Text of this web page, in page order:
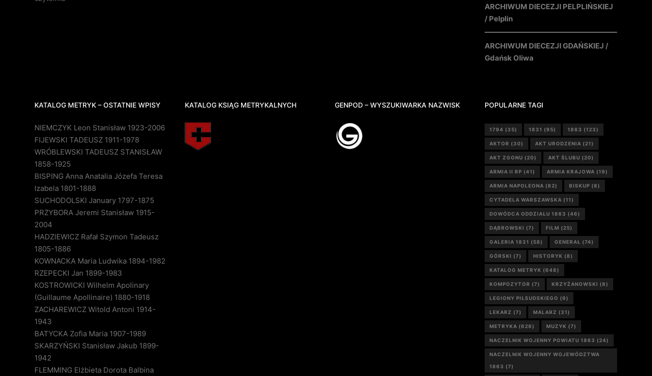
ARCHIWUM DIECEZJI PELPLIŃSKIEJ
/ Pelplin
ARCHIWUM DIECEZJI GDAŃSKIEJ /
Gdańsk Oliwa
KATALOG METRYK – OSTATNIE WPISY
NIEMCZYK Leon Stanisław 1923-2006
FIJEWSKI TADEUSZ 1911-1978
WRÓBLEWSKI TADEUSZ STANISŁAW
1858-1925
BISPING Anna Anatalia Józefa Teresa
Izabela 1801-1888
SUCHODOLSKI January 1797-1875
PRZYBORA Jeremi Stanisław 1915-
2004
HADZIEWICZ Rafał Szymon Tadeusz
1805-1886
KOWNACKA Maria Ludwika 1894-1982
RZEPECKI Jan 1899-1983
KOSTROWICKI Wilhelm Apolinary
(Guillaume Apollinaire) 1880-1918
ZACHAREWICZ Witold Antoni 1914-
1943
BATYCKA Zofia Maria 1907-1989
SKARZYŃSKI Stanisław Jakub 1899-
1942
FLEMMING Elżbieta Dorota Balbina
KATALOG KSIĄG METRYKALNYCH GENPOD – WYSZUKIWARKA NAZWISK POPULARNE TAGI
1794 (35) 1831 (95) 1863 (123)
AKTOR (30) AKT URODZENIA (21)
AKT ZGONU (20) AKT ŚLUBU (20)
ARMIA II RP (41) ARMIA KRAJOWA (19)
ARMIA NAPOLEONA (82) BISKUP (8)
CYTADELA WARSZAWSKA (11)
DOWÓDCA ODDZIAŁU 1863 (46)
DĄBROWSKI (7) FILM (25)
GALERIA 1831 (58) GENERAŁ (74)
GÓRSKI (7) HISTORYK (8)
KATALOG METRYK (648)
KOMPOZYTOR (7) KRZYŻANOWSKI (8)
LEGIONY PIŁSUDSKIEGO (9)
LEKARZ (7) MALARZ (31)
METRYKA (626) MUZYK (7)
NACZELNIK WOJENNY POWIATU 1863 (24)
NACZELNIK WOJENNY WOJEWÓDZTWA
1863 (7)